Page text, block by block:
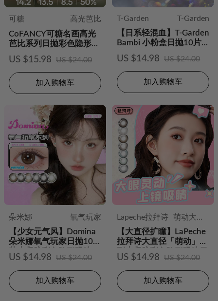
可糖
高光芭比
CoFANCY可糖名画高光
芭比系列日抛彩色隐形眼
镜10片装
US $15.98 US $24.00
加入购物车
T-Garden
T-Garden
【日系轻混血】T-Garden
Bambi 小粉盒日抛10片
装彩色隐形眼镜
US $14.98 US $24.00
加入购物车
朵米娜
氧气玩家
【少女元气风】Domina
朵米娜氧气玩家日抛10片
装水凝胶彩色隐形眼镜
（原初体验系列）
US $14.98 US $24.00
加入购物车
Lapeche拉拜诗
萌动大直径
【大直径扩瞳】LaPeche
拉拜诗大直径「萌动」系
列水凝胶彩色隐形眼镜日
抛10片装
US $14.98 US $24.00
加入购物车